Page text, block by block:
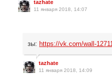
tazhate
11 января 2018, 14:07
зы: https://vk.com/wall-
tazhate
11 января 2018, 14:09